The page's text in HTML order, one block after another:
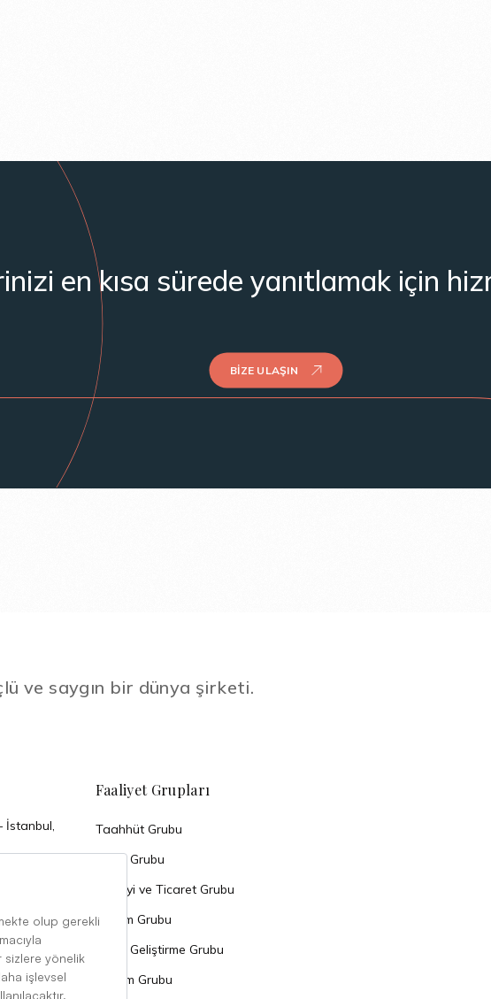
en kısa sürede yanıtlamak için
BIZE ULAŞIN
ve saygın bir dünya şirketi.
İstanbul,
Faaliyet Grupları
Taahhüt Grubu
Enerji Grubu
Sanayi ve Ticaret Grubu
Turizm Grubu
Arazi Geliştirme Grubu
Yatırım Grubu